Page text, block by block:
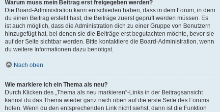
Warum muss mein Beitrag erst freigegeben werden?
Die Board-Administration kann entschieden haben, dass in dem Forum, in dem
du einen Beitrag erstellt hast, die Beiträge zuerst geprüft werden müssen. Es
ist auch möglich, dass die Administration dich zu einer Gruppe von Benutzern
hinzugefügt hat, bei denen sie die Beiträge erst begutachten möchte, bevor sie
auf der Seite sichtbar werden. Bitte kontaktiere die Board-Administration, wenn
du weitere Informationen dazu benötigst.
Nach oben
Wie markiere ich ein Thema als neu?
Durch Klicken des „Thema als neu markieren“-Links in der Beitragsansicht
kannst du das Thema wieder ganz nach oben auf die erste Seite des Forums
holen. Wenn du den entsprechenden Link nicht siehst, dann ist die Funktion